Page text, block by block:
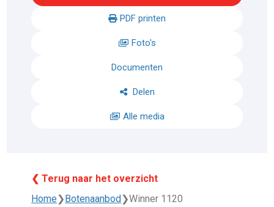
PDF printen
Foto's
Documenten
Delen
Alle media
❮ Terug naar het overzicht
Home❯Botenaanbod❯Winner 1120